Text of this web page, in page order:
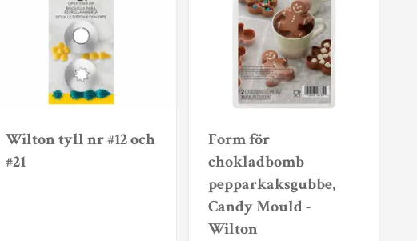
Wilton tyll nr #12 och
#21
Form för
chokladbomb
pepparkaksgubbe,
Candy Mould -
Wilton